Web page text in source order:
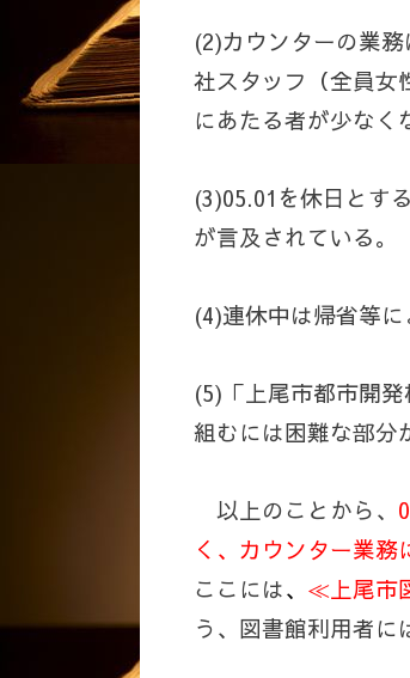
(2)カウンターの業務
社スタッフ（全員女
にあたる者が少なく
(3)05.01を休日とす
が言及されている。
(4)連休中は帰省等
(5)「上尾市都市開
組むには困難な部分
以上のことから、
く、カウンター業
ここには、 ≪上尾市
う、図書館利用者に